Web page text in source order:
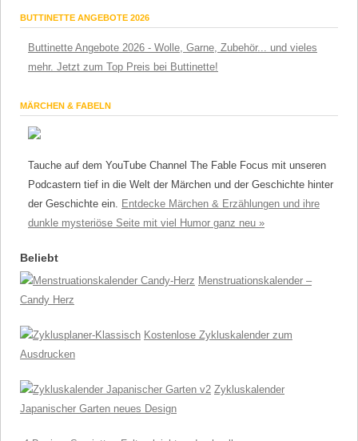
BUTTINETTE ANGEBOTE 2026
Buttinette Angebote 2026 - Wolle, Garne, Zubehör... und vieles
mehr. Jetzt zum Top Preis bei Buttinette!
MÄRCHEN & FABELN
Tauche auf dem YouTube Channel The Fable Focus mit unseren
Podcastern tief in die Welt der Märchen und der Geschichte hinter
der Geschichte ein. Entdecke Märchen & Erzählungen und ihre
dunkle mysteriöse Seite mit viel Humor ganz neu »
Beliebt
Menstruationskalender –
Candy Herz
Kostenlose Zykluskalender zum
Ausdrucken
Zykluskalender
Japanischer Garten neues Design